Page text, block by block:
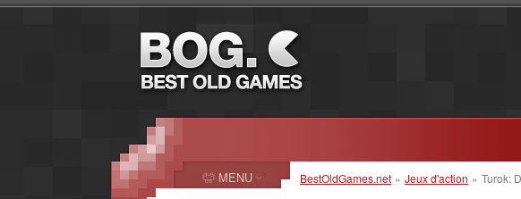
BestOldGames.net » Jeux d'action » Turok:
MENU